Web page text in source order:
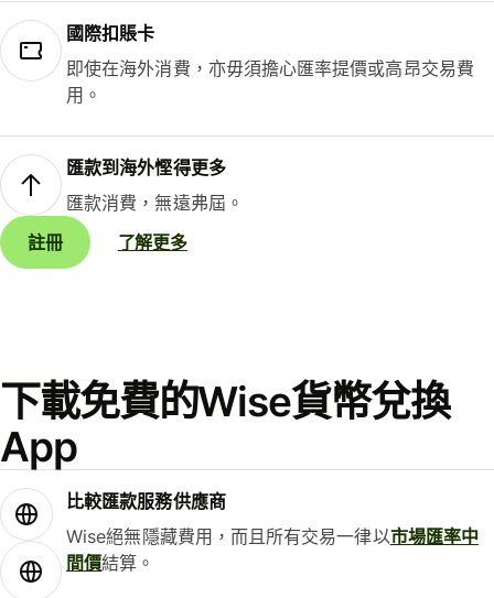
國際扣賬卡
即使在海外消費，亦毋須擔心匯率提價或高昂交易費
用。
匯款到海外慳得更多
匯款消費，無遠弗屆。
註冊
了解更多
下載免費的Wise貨幣兌換
App
比較匯款服務供應商
Wise絕無隱藏費用，而且所有交易一律以市場匯率中
間價結算。